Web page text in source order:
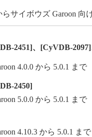
サイボウズ Garoon 向
2451]、[CyVDB-
4.0.0 から 5.0.1 まで
2450]
5.0.0 から 5.0.1 まで
4.10.3 から 5.0.1 まで